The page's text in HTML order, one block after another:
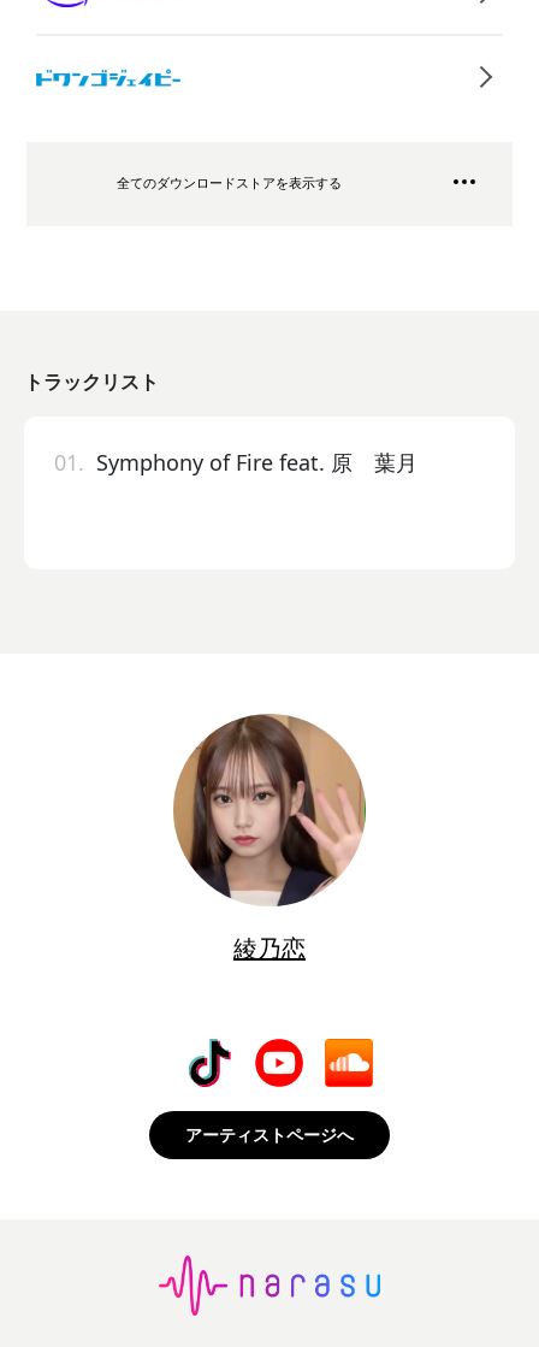
全てのダウンロードストアを表示する
トラックリスト
01. Symphony of Fire feat. 原 葉月
綾乃恋
アーティストページへ